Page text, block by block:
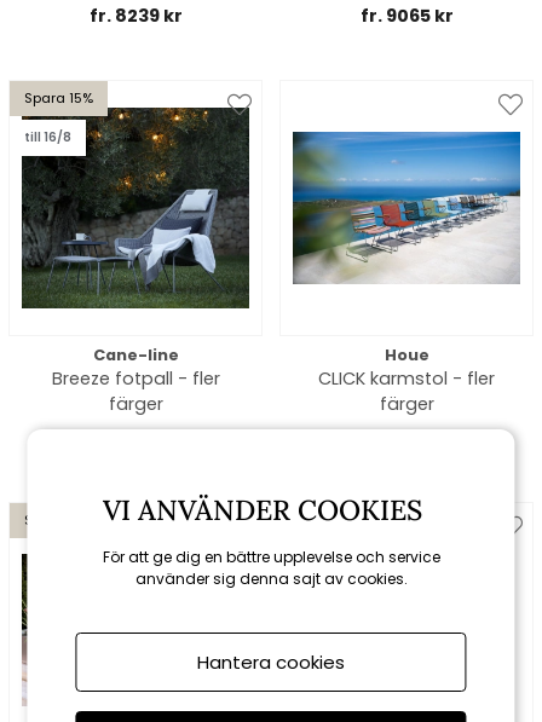
fr. 8239 kr
fr. 9065 kr
Spara 15%
till 16/8
Cane-line
Breeze fotpall - fler
färger
Houe
CLICK karmstol - fler
färger
Spara 10% VI ANVÄNDER COOKIES
För att ge dig en bättre upplevelse och service
använder sig denna sajt av cookies.
Hantera cookies